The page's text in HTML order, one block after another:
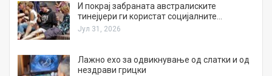
И покрај забраната австралиските
тинејџери ги користат социјалните…
Јул 31, 2026
Лажно ехо за одвикнување од слатки и од
нездрави грицки